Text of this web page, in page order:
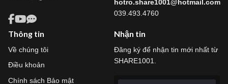
hotro.share1001@hotmail.com
039.493.4760
Thông tin
Về chúng tôi
Điều khoản
Chính sách Bảo mật
Nhận tin
Đăng ký để nhận tin mới nhất từ
SHARE1001.